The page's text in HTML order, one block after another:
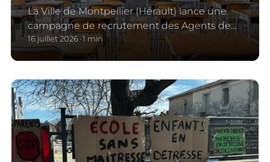
La Ville de Montpellier (Hérault) lance une
campagne de recrutement des Agents de
Protection des Écoles.
16 juillet 2026 1 min